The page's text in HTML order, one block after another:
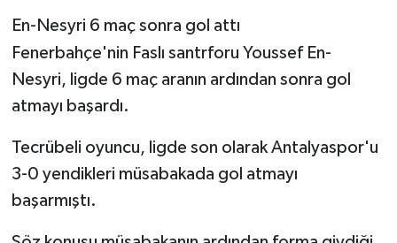
En-Nesyri 6 maç sonra gol attı
Fenerbahçe'nin Faslı santrforu Youssef En-
Nesyri, ligde 6 maç aranın ardından sonra gol
atmayı başardı.
Tecrübeli oyuncu, ligde son olarak Antalyaspor'u
3-0 yendikleri müsabakada gol atmayı
başarmıştı.